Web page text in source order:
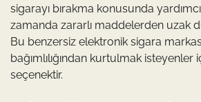
sigarayı bırakma konusunda
zamanda zararlı maddelerden uzak
Bu benzersiz elektronik sigara
bağımlılığından kurtulmak
seçenektir.